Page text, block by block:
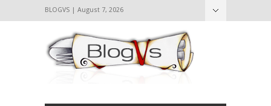
BLOGVS | August 7, 2026